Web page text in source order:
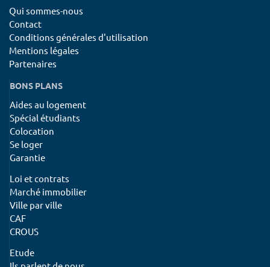
Qui sommes-nous
Contact
Conditions générales d'utilisation
Mentions légales
Partenaires
BONS PLANS
Aides au logement
Spécial étudiants
Colocation
Se loger
Garantie
Loi et contrats
Marché immobilier
Ville par ville
CAF
CROUS
Etude